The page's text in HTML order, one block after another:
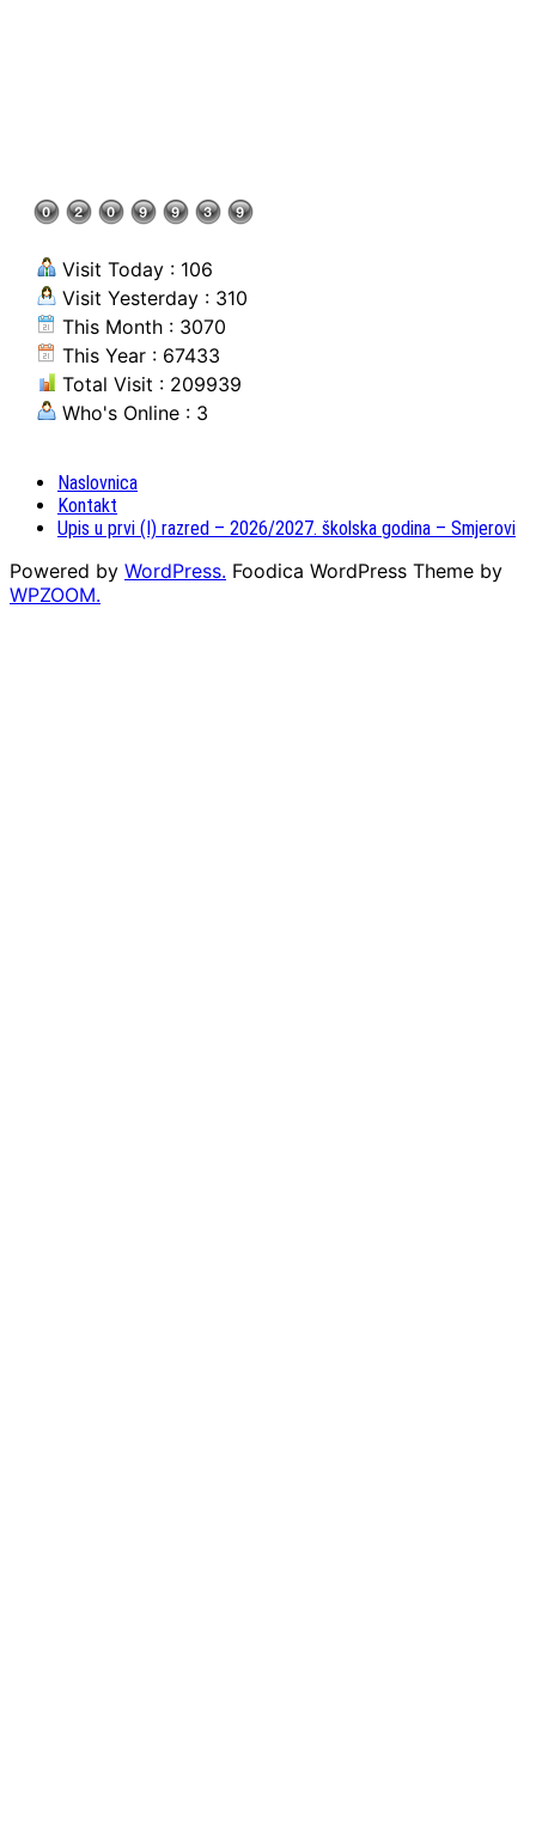
Visit Today : 106
Visit Yesterday : 310
This Month : 3070
This Year : 67433
Total Visit : 209939
Who's Online : 3
Naslovnica
Kontakt
Upis u prvi (I) razred – 2026/2027. školska godina – Smjerovi
Powered by WordPress. Foodica WordPress Theme by
WPZOOM.